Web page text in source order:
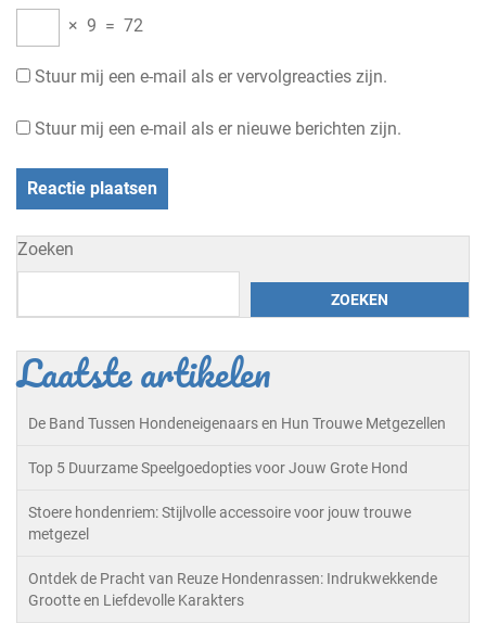
× 9 = 72
Stuur mij een e-mail als er vervolgreacties zijn.
Stuur mij een e-mail als er nieuwe berichten zijn.
Zoeken
ZOEKEN
Laatste artikelen
De Band Tussen Hondeneigenaars en Hun Trouwe Metgezellen
Top 5 Duurzame Speelgoedopties voor Jouw Grote Hond
Stoere hondenriem: Stijlvolle accessoire voor jouw trouwe
metgezel
Ontdek de Pracht van Reuze Hondenrassen: Indrukwekkende
Grootte en Liefdevolle Karakters